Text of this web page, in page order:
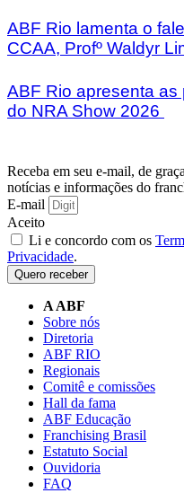
ABF Rio lamenta o
CCAA, Profº Waldyr
ABF Rio apresenta
do NRA Show 2026
Receba em seu e-mail, de
notícias e informações do
E-mail
Aceito
Li e concordo com os
Privacidade.
Quero receber
A ABF
Sobre nós
Diretoria
ABF RIO
Regionais
Comitê e comissões
Hall da fama
ABF Educação
Franchising Brasil
Estatuto Social
Ouvidoria
FAQ